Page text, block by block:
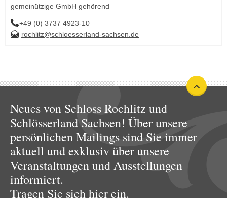
gemeinützige GmbH gehörend
+49 (0) 3737 4923-10
rochlitz@schloesserland-sachsen.de
Neues von Schloss Rochlitz und
Schlösserland Sachsen! Über unsere
persönlichen Mailings sind Sie immer
aktuell und exklusiv über unsere
Veranstaltungen und Ausstellungen
informiert.
Tragen Sie sich hier ein.